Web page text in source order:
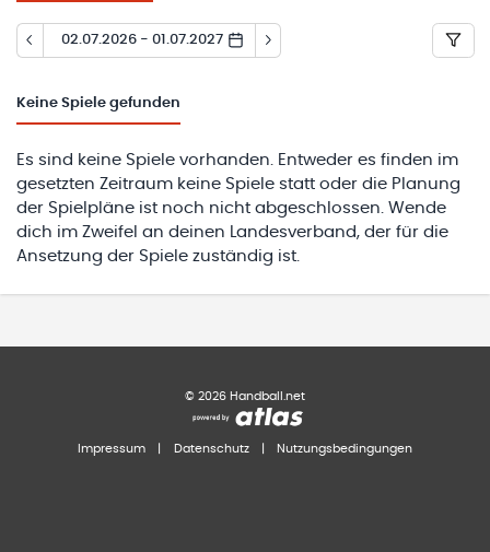
02.07.2026 - 01.07.2027
Keine Spiele gefunden
Es sind keine Spiele vorhanden. Entweder es finden im
gesetzten Zeitraum keine Spiele statt oder die Planung
der Spielpläne ist noch nicht abgeschlossen. Wende
dich im Zweifel an deinen Landesverband, der für die
Ansetzung der Spiele zuständig ist.
© 2026 Handball.net
Impressum Datenschutz Nutzungsbedingungen